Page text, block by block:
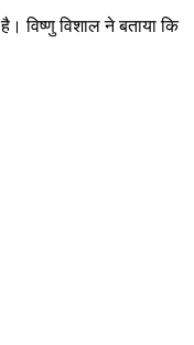
विष्णु विशाल ने बताया कि